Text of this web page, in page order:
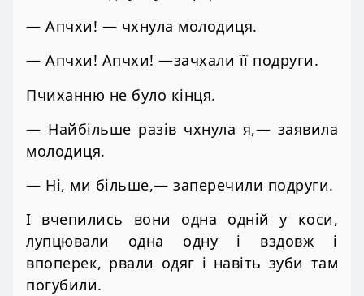
— Апчхи! — чхнула молодиця.
— Апчхи! Апчхи! —зачхали її подруги.
Пчиханню не було кінця.
— Найбільше разів чхнула я,— заявила
молодиця.
— Ні, ми більше,— заперечили подруги.
І вчепились вони одна одній у коси,
лупцювали одна одну і вздовж і
впоперек, рвали одяг і навіть зуби там
погубили.